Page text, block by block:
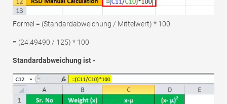
Formel = (Standardabweichung / Mittelwert) * 100
= (24.49490 / 125) * 100
Standardabweichung ist -